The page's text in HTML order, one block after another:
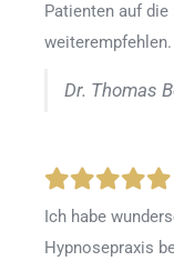
Patienten auf die
weiterempfehlen.
Dr. Thomas
Ich habe
Hypnosepraxis